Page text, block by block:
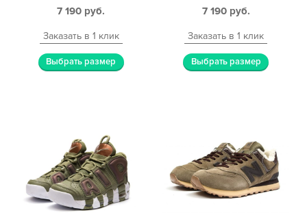
7 190 руб.
Заказать в 1 клик
Выбрать размер
7 190 руб.
Заказать в 1 клик
Выбрать размер